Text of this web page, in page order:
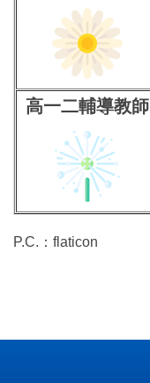
高一二輔導教師
P.C.：flaticon